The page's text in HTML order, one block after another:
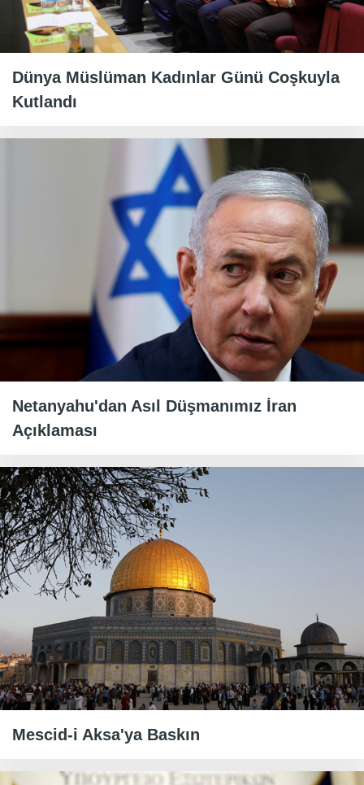
Dünya Müslüman Kadınlar Günü Coşkuyla
Kutlandı
Netanyahu'dan Asıl Düşmanımız İran
Açıklaması
Mescid-i Aksa'ya Baskın